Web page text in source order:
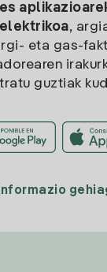
,
eta gas-
guztiak
Informazio